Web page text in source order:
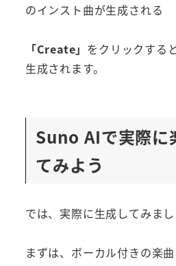
のインスト曲が生成される
「Create」 をクリックする
生成されます。
Suno AIで実際に
てみよう
では、実際に生成してみまし
まずは、ボーカル付きの楽曲